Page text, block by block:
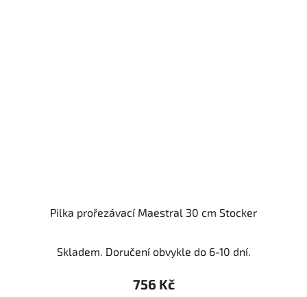
Pilka prořezávací Maestral 30 cm Stocker
Skladem. Doručení obvykle do 6-10 dní.
756 Kč